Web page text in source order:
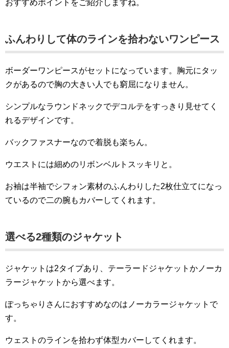
おすすめポイントをご紹介しますね。
ふんわりして体のラインを拾わないワンピース
ボーダーワンピースがセットになっています。胸元にタッ
クがあるので胸の大きい人でも窮屈になりません。
シンプルなラウンドネックでデコルテをすっきり見せてく
れるデザインです。
バックファスナーなので着脱も楽ちん。
ウエストには細めのリボンベルトスッキリと。
お袖は半袖でシフォン素材のふんわりした2枚仕立てになっ
ているので二の腕もカバーしてくれます。
選べる2種類のジャケット
ジャケットは2タイプあり、テーラードジャケットかノーカ
ラージャケットから選べます。
ぽっちゃりさんにおすすめなのはノーカラージャケットで
す。
ウェストのラインを拾わず体型カバーしてくれます。